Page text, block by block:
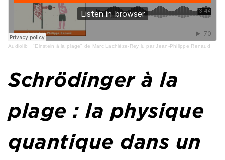
Audiolib · "Einstein à la plage" de Marc Lachièze-Rey lu par Jean-Philippe Renaud
Schrödinger à la
plage : la physique
quantique dans un